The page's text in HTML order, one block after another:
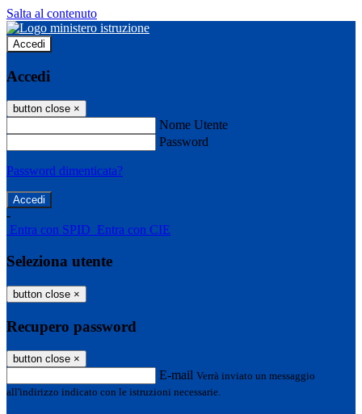
Salta al contenuto
Accedi
Accedi
button close ×
Nome Utente
Password
Password dimenticata?
-
Entra con SPID Entra con CIE
Seleziona utente
button close ×
Recupero password
button close ×
E-mail Verrà inviato un messaggio
all'indirizzo indicato con le istruzioni necessarie.